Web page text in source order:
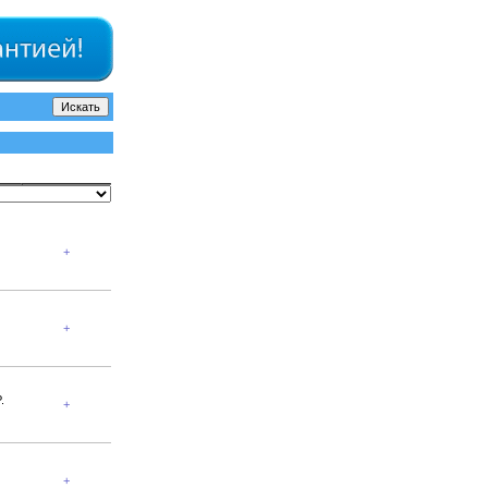
+
+
+
+